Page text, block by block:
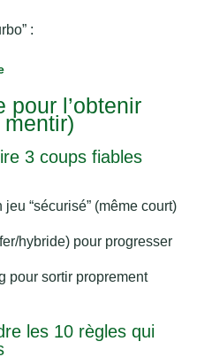
:
pour l’obtenir
3 coups fiables
“sécurisé” (même court)
hybride) pour progresser
pour sortir proprement
les 10 règles qui